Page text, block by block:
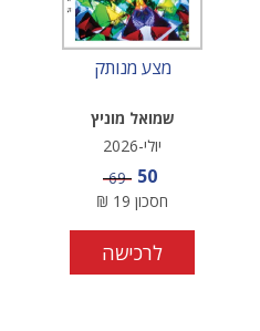
מצע מנותק
שמואל מוניץ
יולי-2026
מחיר מבצע
50 מחיר
69
חסכון 19
₪
לרכישה